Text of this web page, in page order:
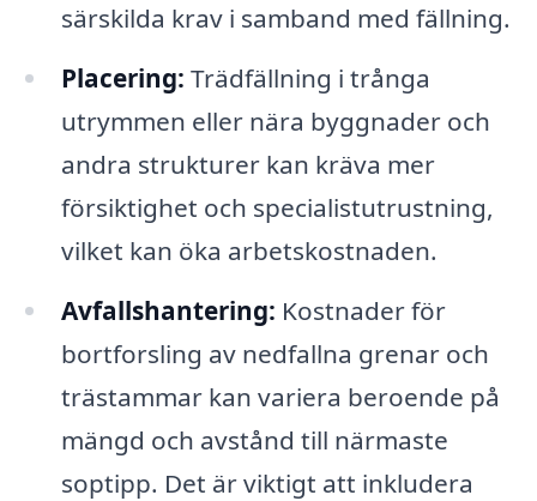
särskilda krav i samband med fällning.
Placering: Trädfällning i trånga
utrymmen eller nära byggnader och
andra strukturer kan kräva mer
försiktighet och specialistutrustning,
vilket kan öka arbetskostnaden.
Avfallshantering: Kostnader för
bortforsling av nedfallna grenar och
trästammar kan variera beroende på
mängd och avstånd till närmaste
soptipp. Det är viktigt att inkludera